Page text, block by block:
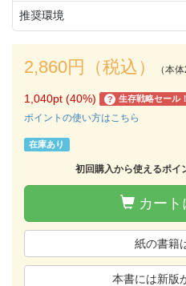
推奨環境
2,860円（税込） （本
1,040pt (40%) ? 生存戦略セール！
ポイントの使い方はこちら
在庫あり
初回購入から使えるポイ
カート
紙の書籍
本書には新版